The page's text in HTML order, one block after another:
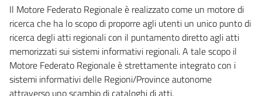
Il Motore Federato Regionale è realizzato come un motore di
ricerca che ha lo scopo di proporre agli utenti un unico punto di
ricerca degli atti regionali con il puntamento diretto agli atti
memorizzati sui sistemi informativi regionali. A tale scopo il
Motore Federato Regionale è strettamente integrato con i
sistemi informativi delle Regioni/Province autonome
attraverso uno scambio di cataloghi di atti.